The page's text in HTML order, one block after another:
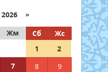
»
Жм Сб
Жс
1
2
7 8
9